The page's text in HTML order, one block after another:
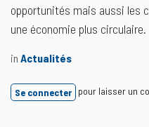
opportunités mais aussi les
une économie plus circulaire.
in Actualités
Se connecter pour laisser un